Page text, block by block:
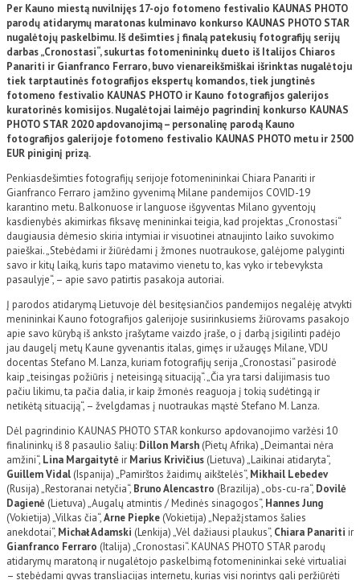
Per Kauno miestą nuvilnijęs 17-ojo fotomeno festivalio KAUNAS PHOTO
parodų atidarymų maratonas kulminavo konkurso KAUNAS PHOTO STAR
nugalėtojų paskelbimu. Iš dešimties į finalą patekusių fotografijų serijų
darbas „Cronostasi“, sukurtas fotomenininkų dueto iš Italijos Chiaros
Panariti ir Gianfranco Ferraro, buvo vienareikšmiškai išrinktas nugalėtoju
tiek tarptautinės fotografijos ekspertų komandos, tiek jungtinės
fotomeno festivalio KAUNAS PHOTO ir Kauno fotografijos galerijos
kuratorinės komisijos. Nugalėtojai laimėjo pagrindinį konkurso KAUNAS
PHOTO STAR 2020 apdovanojimą – personalinę parodą Kauno
fotografijos galerijoje fotomeno festivalio KAUNAS PHOTO metu ir 2500
EUR piniginį prizą.
Penkiasdešimties fotografijų serijoje fotomenininkai Chiara Panariti ir
Gianfranco Ferraro įamžino gyvenimą Milane pandemijos COVID-19
karantino metu. Balkonuose ir languose išgyventas Milano gyventojų
kasdienybės akimirkas fiksavę menininkai teigia, kad projektas „Cronostasi“
daugiausia dėmesio skiria intymiai ir visuotinei atnaujinto laiko suvokimo
paieškai. „Stebėdami ir žiūrėdami į žmones nuotraukose, galėjome palyginti
savo ir kitų laiką, kuris tapo matavimo vienetu to, kas vyko ir tebevyksta
pasaulyje“, – apie savo patirtis pasakoja autoriai.
Į parodos atidarymą Lietuvoje dėl besitęsiančios pandemijos negalėję atvykti
menininkai Kauno fotografijos galerijoje susirinkusiems žiūrovams pasakojo
apie savo kūrybą iš anksto įrašytame vaizdo įraše, o į darbą įsigilinti padėjo
jau daugelį metų Kaune gyvenantis italas, gimęs ir užaugęs Milane, VDU
docentas Stefano M. Lanza, kuriam fotografijų serija „Cronostasi“ pasirodė
kaip „teisingas požiūris į neteisingą situaciją“. „Čia yra tarsi dalijimasis tuo
pačiu likimu, ta pačia dalia, ir kaip žmonės reaguoja į tokią sudėtingą ir
netikėtą situaciją“, – žvelgdamas į nuotraukas mąstė Stefano M. Lanza.
Dėl pagrindinio KAUNAS PHOTO STAR konkurso apdovanojimo varžėsi 10
finalininkų iš 8 pasaulio šalių: Dillon Marsh (Pietų Afrika) „Deimantai nėra
amžini“, Lina Margaitytė ir Marius Krivičius (Lietuva) „Laikinai atidaryta“,
Guillem Vidal (Ispanija) „Pamirštos žaidimų aikštelės“, Mikhail Lebedev
(Rusija) „Restoranai netyčia“, Bruno Alencastro (Brazilija) „obs-cu-ra“, Dovilė
Dagienė (Lietuva) „Augalų atmintis / Medinės sinagogos“, Hannes Jung
(Vokietija) „Vilkas čia“,Arne Piepke (Vokietija) „Nepažįstamos šalies
anekdotai“, Michał Adamski (Lenkija) „Vėl dažiausi plaukus“, Chiara Panariti ir
Gianfranco Ferraro (Italija) „Cronostasi“. KAUNAS PHOTO STAR parodų
atidarymų maratoną ir nugalėtojo paskelbimą fotomenininkai sekė virtualiai
– stebėdami gyvas transliacijas internetu, kurias visi norintys gali peržiūrėti